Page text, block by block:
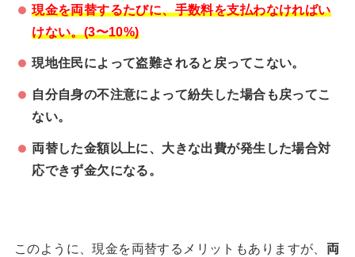
現金を両替するたびに、手数料を支払わなければい
けない。(3〜10%)
現地住民によって盗難されると戻ってこない。
自分自身の不注意によって紛失した場合も戻ってこ
ない。
両替した金額以上に、大きな出費が発生した場合対
応できず金欠になる。
このように、現金を両替するメリットもありますが、 両